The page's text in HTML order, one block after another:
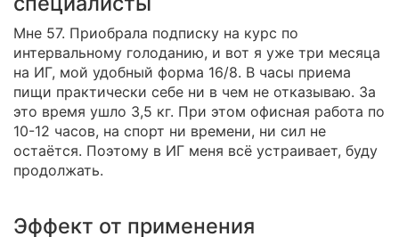
Мне 57. Приобрала подписку на курс по
интервальному голоданию, и вот я уже три месяца
на ИГ, мой удобный форма 16/8. В часы приема
пищи практически себе ни в чем не отказываю. За
это время ушло 3,5 кг. При этом офисная работа по
10-12 часов, на спорт ни времени, ни сил не
остаётся. Поэтому в ИГ меня всё устраивает, буду
продолжать.
Эффект от применения